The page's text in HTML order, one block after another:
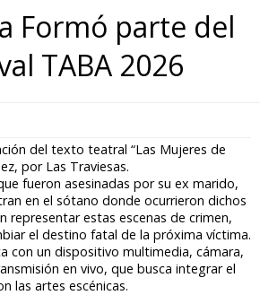
Formó parte del
TABA 2026
del texto teatral “Las Mujeres de
por Las Traviesas.
fueron asesinadas por su ex marido,
en el sótano donde ocurrieron dichos
representar estas escenas de crimen,
el destino fatal de la próxima víctima.
con un dispositivo multimedia, cámara,
en vivo, que busca integrar el
las artes escénicas.